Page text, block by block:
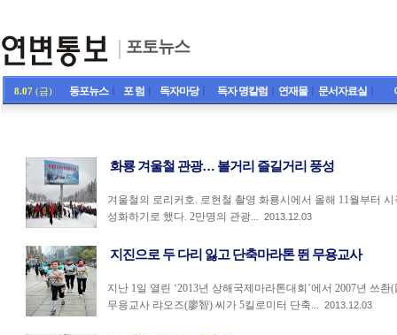
포토뉴스
8.07 (금) 동포뉴스ㅣ 포 럼 독자마당ㅣ 독자 명칼럼 연재물ㅣ 문서자료실
화룡 겨울철 관광… 볼거리 즐길거리 풍성
겨울철의 로리커호. 로현철 촬영 화룡시에서 올해 11월부터
성화하기로 했다. 2만명의 관광... 2013.12.03
지진으로 두 다리 잃고 단축마라톤 뛴 무용교사
지난 1일 열린 ‘2013년 상해국제마라톤대회’에서 2007년 쓰
무용교사 랴오즈(廖智) 씨가 5킬로미터 단축... 2013.12.03